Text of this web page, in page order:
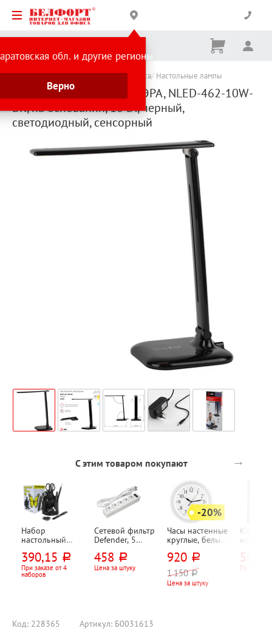
обл. и другие регионы
Верно
Корзина
Ничего
Каталог товаров Канцтовары для офиса Настольные лампы
Светильник настольный ЭРА, NLED-462-10W-
BK, на основании, 10 Вт, черный,
светодиодный, сенсорный
С этим товаром покупают →
Набор
настольный
Dolce Costo, 13
предметов, 10
отд., черный
390,15 руб.
При заказе от 4
наборов
Сетевой фильтр
Defender, 5
белый, 10А,
евровилка (CEE
458 руб.
Цена за штуку
-20%
Часы настенные
круглые, белые,
м, Тройка,
пластик,
механизм
кварц., 1*AA,
920 руб.
1 150 руб.
Цена за штуку
12-
При
Код: 228365 Артикул: Б0031613